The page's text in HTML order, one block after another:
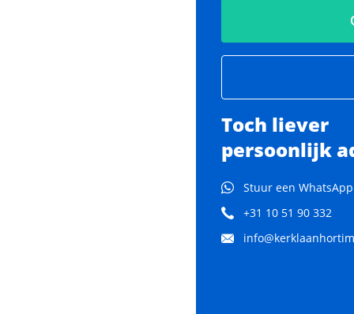
Toch liever
persoonlijk
Stuur een WhatsApp
+31 10 51 90 332